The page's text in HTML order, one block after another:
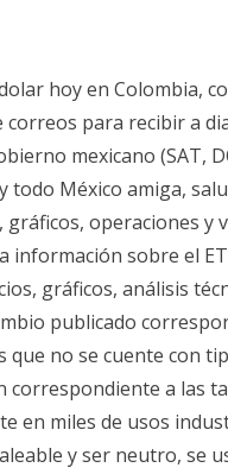
hoy en Colombia,
correos para recibir a
mexicano (SAT,
todo México amiga,
operaciones y
información sobre el
gráficos, análisis
publicado
que no se cuente con
a las
en miles de usos
y ser neutro, se